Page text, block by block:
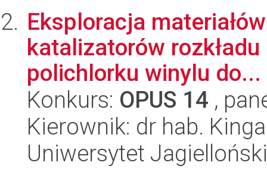
Eksploracja
katalizatorów
polichlorku winylu do...
Konkurs: OPUS 14 ,
Kierownik: dr hab.
Uniwersytet